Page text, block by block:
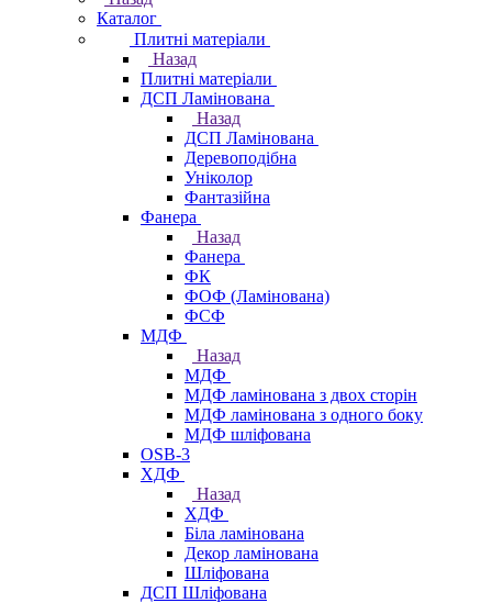
Каталог
Плитні матеріали
Назад
Плитні матеріали
ДСП Ламінована
Назад
ДСП Ламінована
Деревоподібна
Уніколор
Фантазійна
Фанера
Назад
Фанера
ФК
ФОФ (Ламінована)
ФСФ
МДФ
Назад
МДФ
МДФ ламінована з двох сторін
МДФ ламінована з одного боку
МДФ шліфована
OSB-3
ХДФ
Назад
ХДФ
Біла ламінована
Декор ламінована
Шліфована
ДСП Шліфована